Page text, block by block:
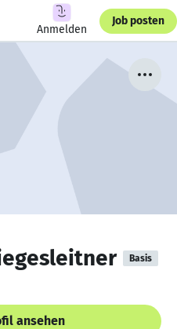
Anmelden
Job posten
Basis
ansehen